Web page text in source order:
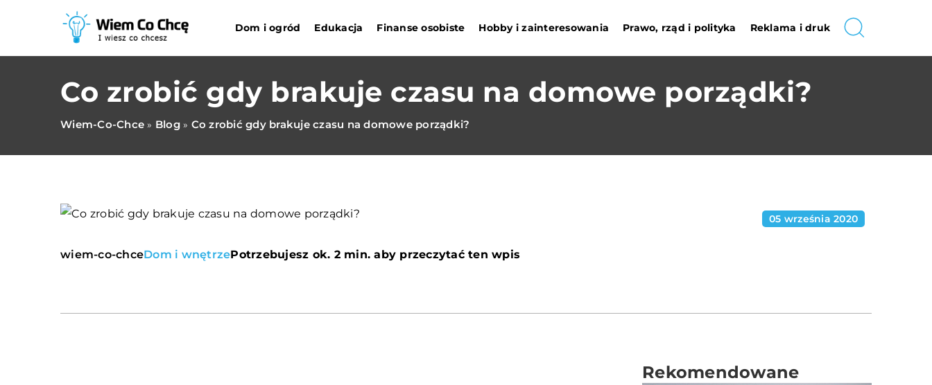
Dom i ogród Edukacja Finanse osobiste Hobby i zainteresowania Prawo, rząd i polityka Reklama i druk
Co zrobić gdy brakuje czasu na domowe porządki?
Wiem-Co-Chce » Blog» Co zrobić gdy brakuje czasu na domowe porządki?
05 września 2020
wiem-co-chceDom i wnętrzePotrzebujesz ok. 2 min. aby przeczytać ten wpis
Rekomendowane